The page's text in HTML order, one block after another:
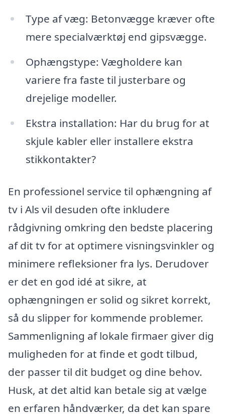
Type af væg: Betonvægge kræver ofte
mere specialværktøj end gipsvægge.
Ophængstype: Vægholdere kan
variere fra faste til justerbare og
drejelige modeller.
Ekstra installation: Har du brug for at
skjule kabler eller installere ekstra
stikkontakter?
En professionel service til ophængning af
tv i Als vil desuden ofte inkludere
rådgivning omkring den bedste placering
af dit tv for at optimere visningsvinkler og
minimere refleksioner fra lys. Derudover
er det en god idé at sikre, at
ophængningen er solid og sikret korrekt,
så du slipper for kommende problemer.
Sammenligning af lokale firmaer giver dig
muligheden for at finde et godt tilbud,
der passer til dit budget og dine behov.
Husk, at det altid kan betale sig at vælge
en erfaren håndværker, da det kan spare